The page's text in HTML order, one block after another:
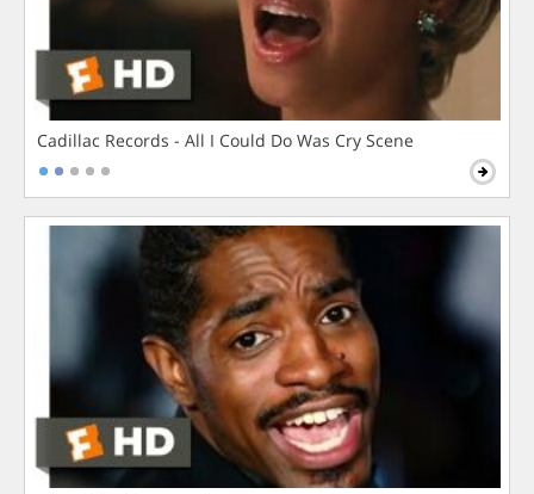
Cadillac Records - All I Could Do Was Cry Scene